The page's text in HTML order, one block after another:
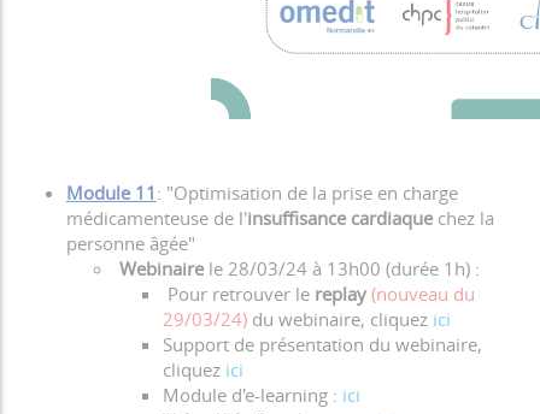
Module 11 : "Optimisation de la prise en charge
médicamenteuse de l'insuffisance cardiaquechez la
personne âgée"
Webinairele 28/03/24 à 13h00 (durée 1h) :
Pour retrouver le replay (nouveau du
29/03/24) du webinaire, cliquez ici
Support de présentation du webinaire,
cliquez ici
Module d'e-learning : ici